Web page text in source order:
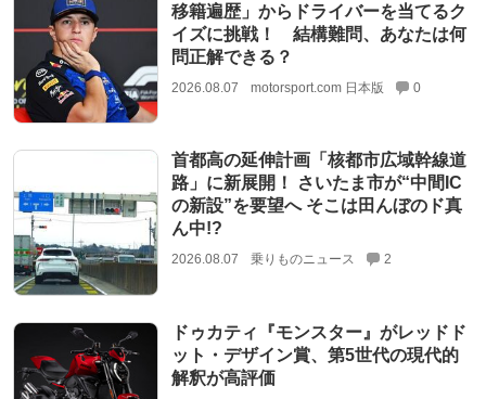
移籍遍歴」からドライバーを当てるク
イズに挑戦！ 結構難問、あなたは何
問正解できる？
2026.08.07 motorsport.com 日本版 0
首都高の延伸計画「核都市広域幹線道
路」に新展開！ さいたま市が“中間IC
の新設”を要望へ そこは田んぼのド真
ん中!?
2026.08.07 乗りものニュース 2
ドゥカティ『モンスター』がレッドド
ット・デザイン賞、第5世代の現代的
解釈が高評価